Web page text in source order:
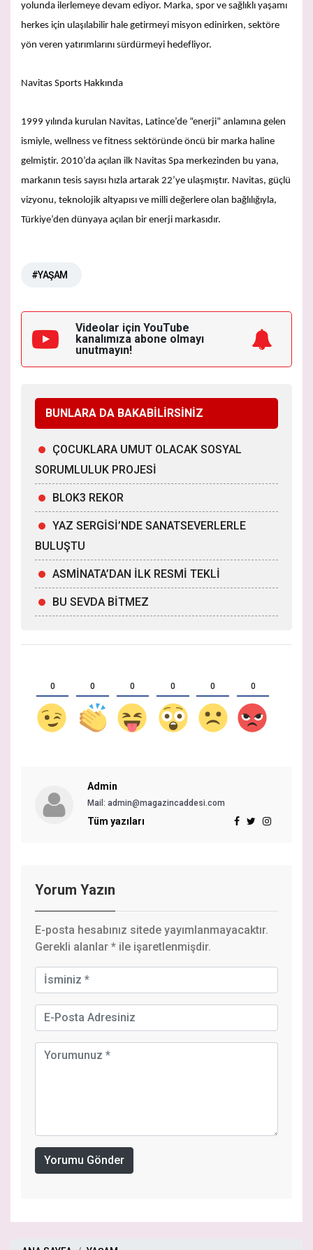
yolunda ilerlemeye devam ediyor. Marka, spor ve sağlıklı yaşamı
herkes için ulaşılabilir hale getirmeyi misyon edinirken, sektöre
yön veren yatırımlarını sürdürmeyi hedefliyor.
Navitas Sports Hakkında
1999 yılında kurulan Navitas, Latince’de “enerji” anlamına gelen
ismiyle, wellness ve fitness sektöründe öncü bir marka haline
gelmiştir. 2010’da açılan ilk Navitas Spa merkezinden bu yana,
markanın tesis sayısı hızla artarak 22’ye ulaşmıştır. Navitas, güçlü
vizyonu, teknolojik altyapısı ve milli değerlere olan bağlılığıyla,
Türkiye’den dünyaya açılan bir enerji markasıdır.
#YAŞAM
Videolar için YouTube
kanalımıza abone olmayı
unutmayın!
BUNLARA DA BAKABİLİRSİNİZ
ÇOCUKLARA UMUT OLACAK SOSYAL
SORUMLULUK PROJESİ
BLOK3 REKOR
YAZ SERGİSİ’NDE SANATSEVERLERLE
BULUŞTU
ASMİNATA’DAN İLK RESMİ TEKLİ
BU SEVDA BİTMEZ
0 0 0 0 0 0
Admin
Mail: admin@magazincaddesi.com
Tüm yazıları
Yorum Yazın
E-posta hesabınız sitede yayımlanmayacaktır.
Gerekli alanlar * ile işaretlenmişdir.
Yorumu Gönder